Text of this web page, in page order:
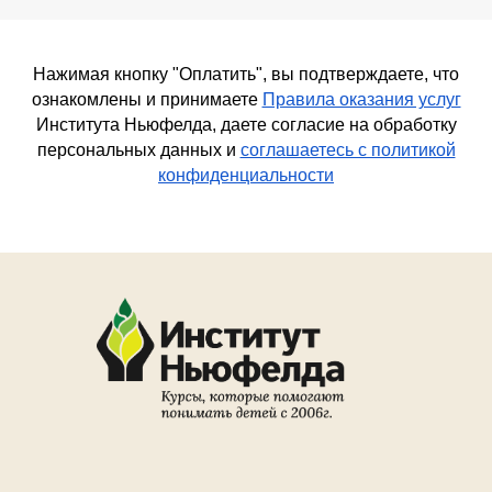
Нажимая кнопку "Оплатить", вы подтверждаете, что
ознакомлены и принимаете Правила оказания услуг
Института Ньюфелда, даете согласие на обработку
персональных данных и соглашаетесь c политикой
конфиденциальности